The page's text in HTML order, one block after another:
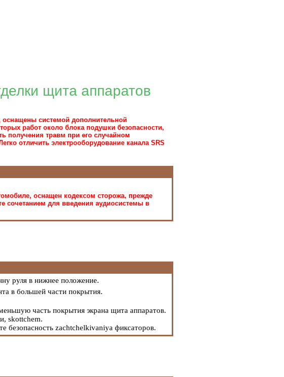
щита аппаратов
системой дополнительной
работ около блока подушки безопасности,
получения травм при его случайном
отличить электрооборудование канала SRS
оснащен кодексом сторожа, прежде
сочетанием для введения аудиосистемы в
руля в нижнее положение.
в большей части покрытия.
часть покрытия экрана щита аппаратов.
skottchem.
безопасность zachtchelkivaniya фиксаторов.